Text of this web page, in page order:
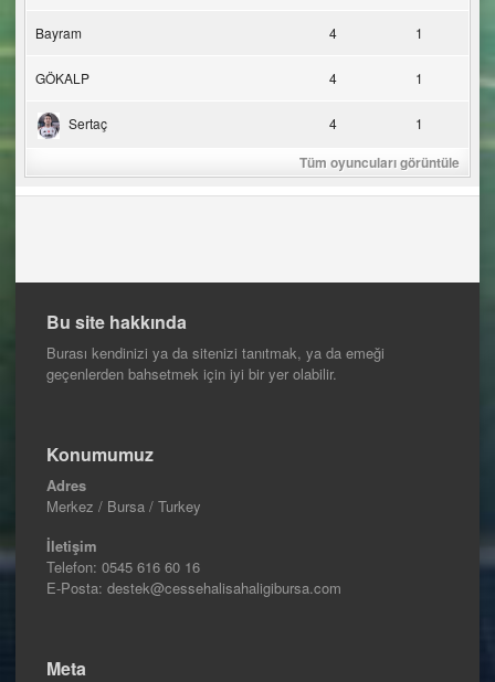
Bayram 4 1
GÖKALP 4 1
Sertaç 4 1
Tüm oyuncuları görüntüle
Bu site hakkında
Burası kendinizi ya da sitenizi tanıtmak, ya da emeği
geçenlerden bahsetmek için iyi bir yer olabilir.
Konumumuz
Adres
Merkez / Bursa / Turkey
İletişim
Telefon: 0545 616 60 16
E-Posta: destek@cessehalisahaligibursa.com
Meta